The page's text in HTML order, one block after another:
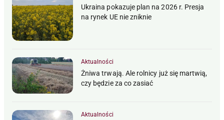
Ukraina pokazuje plan na 2026 r. Presja
na rynek UE nie zniknie
Aktualności
Żniwa trwają. Ale rolnicy już się martwią,
czy będzie za co zasiać
Aktualności